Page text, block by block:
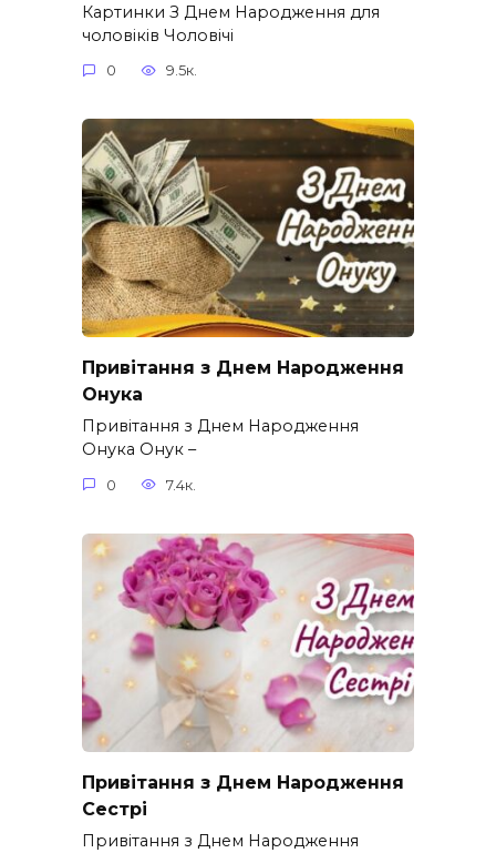
Картинки З Днем Народження для
чоловіків​ Чоловічі
0 9.5к.
Привітання з Днем Народження
Онука
Привітання з Днем Народження
Онука Онук –
0 7.4к.
Привітання з Днем Народження
Сестрі
Привітання з Днем Народження